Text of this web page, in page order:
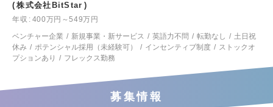
株式会社BitStar
年収
400万円～549万円
ベンチャー企業
新規事業・新サービス 英語力不問 転勤なし
土日祝
休み
ポテンシャル採用（未経験可） インセンティブ制度
ストックオ
プションあり
フレックス勤務
募集情報